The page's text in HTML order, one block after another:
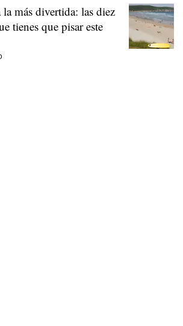
más divertida: las diez
tienes que pisar este